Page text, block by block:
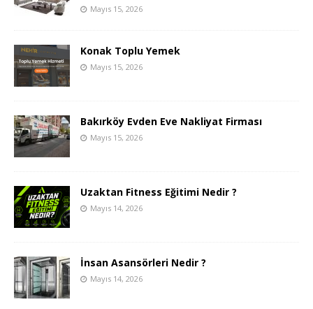
Mayıs 15, 2026
Konak Toplu Yemek
Mayıs 15, 2026
Bakırköy Evden Eve Nakliyat Firması
Mayıs 15, 2026
Uzaktan Fitness Eğitimi Nedir ?
Mayıs 14, 2026
İnsan Asansörleri Nedir ?
Mayıs 14, 2026